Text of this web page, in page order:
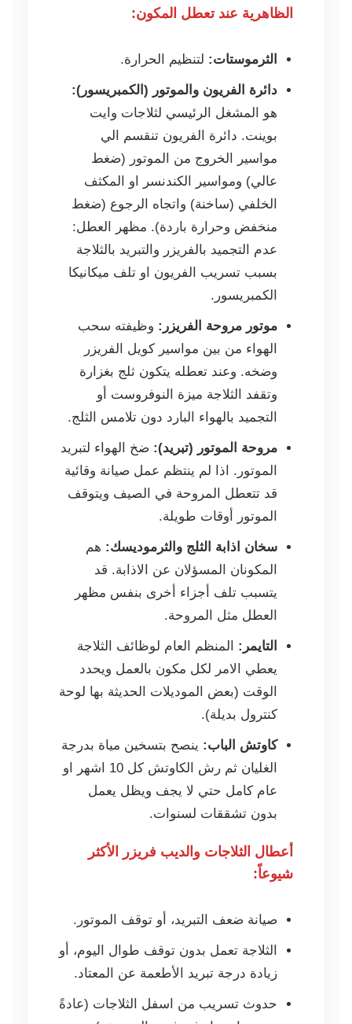
الظاهرية عند تعطل المكون:
الثرموستات: لتنظيم الحرارة.
دائرة الفريون والموتور (الكمبريسور):
هو المشغل الرئيسي لثلاجات وايت
بوينت. دائرة الفريون تنقسم الي
مواسير الخروج من الموتور (ضغط
عالي) ومواسير الكندنسر او المكثف
الخلفي (ساخنة) واتجاه الرجوع (ضغط
منخفض وحرارة باردة). مظهر العطل:
عدم التجميد بالفريزر والتبريد بالثلاجة
بسبب تسريب الفريون او تلف ميكانيكا
الكمبريسور.
موتور مروحة الفريزر: وظيفته سحب
الهواء من بين مواسير كويل الفريزر
وضخه. وعند تعطله يتكون ثلج بغزارة
وتقفد الثلاجة ميزة النوفروست أو
التجميد بالهواء البارد دون تلامس الثلج.
مروحة الموتور (تبريد): ضخ الهواء لتبريد
الموتور. اذا لم ينتظم عمل صيانة وقائية
قد تتعطل المروحة في الصيف ويتوقف
الموتور أوقات طويلة.
سخان اذابة الثلج والثرموديسك: هم
المكونان المسؤلان عن الاذابة. قد
يتسبب تلف أجزاء أخرى بنفس مظهر
العطل مثل المروحة.
التايمر: المنظم العام لوظائف الثلاجة
يعطي الامر لكل مكون بالعمل ويحدد
الوقت (بعض الموديلات الحديثة بها لوحة
كنترول بديلة).
كاوتش الباب: ينصح بتسخين مياة بدرجة
الغليان ثم رش الكاوتش كل 10 اشهر او
عام كامل حتي لا يجف ويظل يعمل
بدون تشققات لسنوات.
أعطال الثلاجات والديب فريزر الأكثر
شيوعاً:
صيانة ضعف التبريد، أو توقف الموتور.
الثلاجة تعمل بدون توقف طوال اليوم، أو
زيادة درجة تبريد الأطعمة عن المعتاد.
حدوث تسريب من اسفل الثلاجات (عادةً